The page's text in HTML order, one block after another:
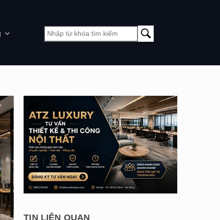
TIN LIÊN QUAN